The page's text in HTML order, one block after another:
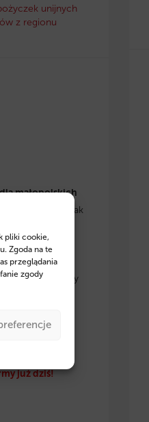
pliki cookie,
Zgoda na te
przeglądania
zgody
unijnych
z regionu
małopolskich
– dowiedz się, jak
inwestycje i
energii. Zyskaj
Fintaxis, którzy
i postaw na
już dziś!